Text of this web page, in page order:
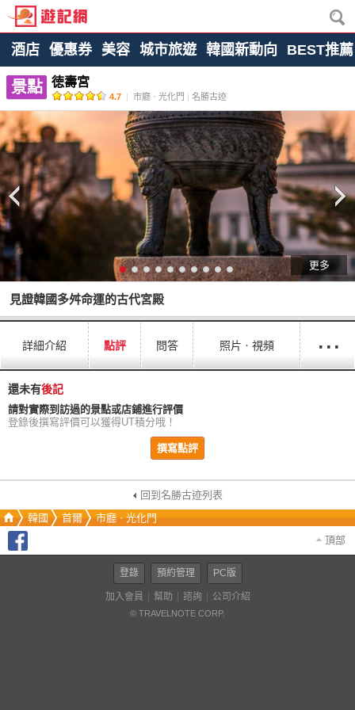
酒店 優惠券 美容 城市旅遊 韓國新動向 BEST推薦
景點 徳壽宮
4.7 | 市廳ㆍ光化門 | 名勝古迹
更多
見證韓國多舛命運的古代宮殿
詳細介紹 點評 問答 照片ㆍ視頻 ···
還未有後記
請對實際到訪過的景點或店鋪進行評價
登錄後撰寫評價可以獲得UT積分哦！
撰寫點評
回到名勝古迹列表
韓國
首爾
市廳ㆍ光化門
頂部
登錄 預約管理 PC版
加入會員 幫助 諮詢 公司介紹
© TRAVELNOTE CORP.